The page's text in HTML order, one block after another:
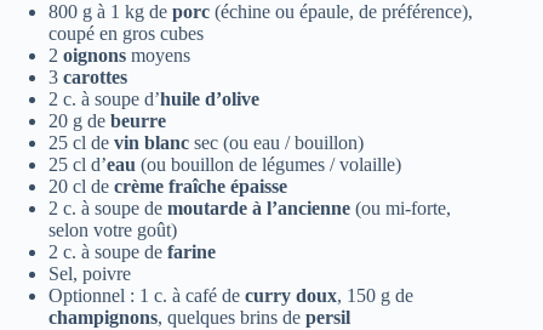
800 g à 1 kg de porc (échine ou épaule, de préférence),
coupé en gros cubes
2 oignons moyens
3 carottes
2 c. à soupe d’huile d’olive
20 g de beurre
25 cl de vin blanc sec (ou eau / bouillon)
25 cl d’eau (ou bouillon de légumes / volaille)
20 cl de crème fraîche épaisse
2 c. à soupe de moutarde à l’ancienne (ou mi-forte,
selon votre goût)
2 c. à soupe de farine
Sel, poivre
Optionnel : 1 c. à café de curry doux, 150 g de
champignons, quelques brins de persil